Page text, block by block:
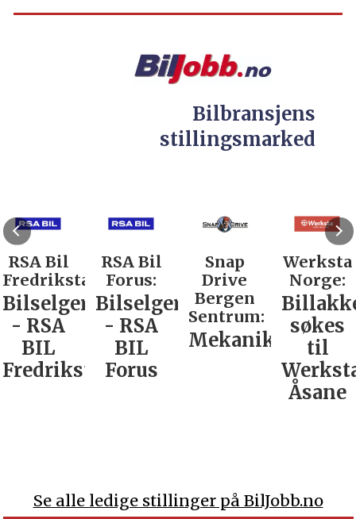
Bilbransjens
stillingsmarked
RSA Bil
Fredrikstad:
Bilselger
- RSA
BIL
Fredrikstad
RSA Bil
Forus:
Bilselger
- RSA
BIL
Forus
Snap
Drive
Bergen
Sentrum:
Mekaniker
Werksta
Norge:
søkes
til
Åsane
Se alle ledige stillinger på BilJobb.no